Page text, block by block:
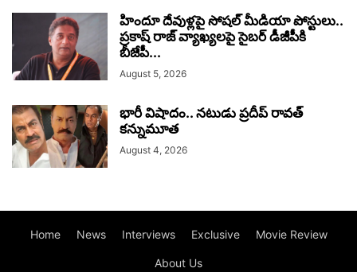
హిందూ దేవుళ్లపై సోషల్ మీడియా పోస్టులు..
ప్రకాష్ రాజ్ వ్యాఖ్యలపై సైబర్ డీజీపీకి
బీజేపీ...
August 5, 2026
భారీ విషాదం.. నటుడు ప్రదీప్ రావత్
కన్నుమూత
August 4, 2026
Home News Interviews Exclusive Movie Review
About Us